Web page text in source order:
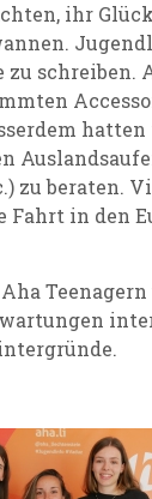
ihr
schreiben.
zu beraten.
Fahrt in den